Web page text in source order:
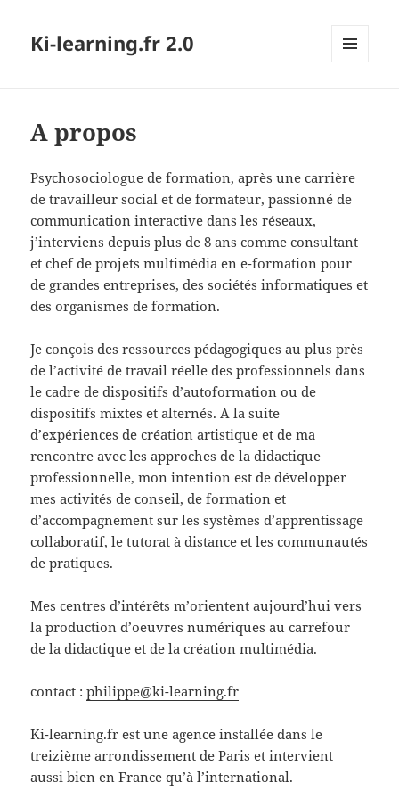
Ki-learning.fr 2.0
A propos
Psychosociologue de formation, après une carrière
de travailleur social et de formateur, passionné de
communication interactive dans les réseaux,
j’interviens depuis plus de 8 ans comme consultant
et chef de projets multimédia en e-formation pour
de grandes entreprises, des sociétés informatiques et
des organismes de formation.
Je conçois des ressources pédagogiques au plus près
de l’activité de travail réelle des professionnels dans
le cadre de dispositifs d’autoformation ou de
dispositifs mixtes et alternés. A la suite
d’expériences de création artistique et de ma
rencontre avec les approches de la didactique
professionnelle, mon intention est de développer
mes activités de conseil, de formation et
d’accompagnement sur les systèmes d’apprentissage
collaboratif, le tutorat à distance et les communautés
de pratiques.
Mes centres d’intérêts m’orientent aujourd’hui vers
la production d’oeuvres numériques au carrefour
de la didactique et de la création multimédia.
contact :philippe@ki-learning.fr
Ki-learning.fr est une agence installée dans le
treizième arrondissement de Paris et intervient
aussi bien en France qu’à l’international.